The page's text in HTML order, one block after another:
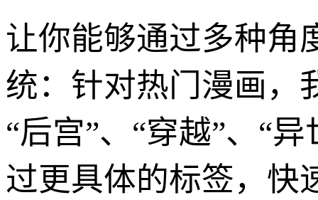
让你能够通过多种角
统：针对热门漫画，
“后宫”、“穿越”、“
过更具体的标签，快